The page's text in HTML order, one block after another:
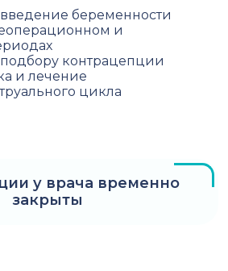
беременности
и
контрацепции
и лечение
цикла
у врача временно
закрыты